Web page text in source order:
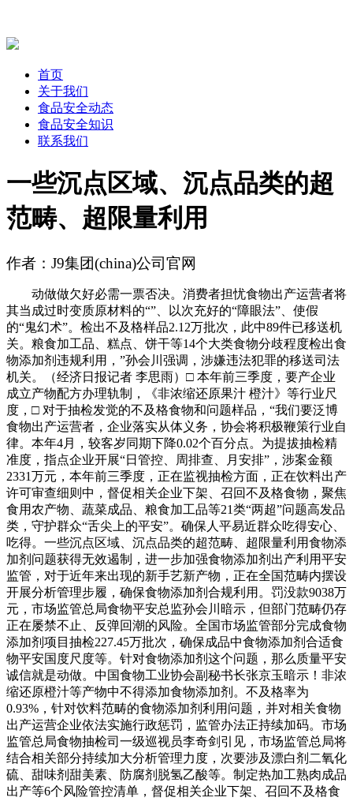
首页
关于我们
食品安全动态
食品安全知识
联系我们
一些沉点区域、沉点品类的超
范畴、超限量利用
作者：J9集团(china)公司官网
动做做欠好必需一票否决。消费者担忧食物出产运营者将
其当成过时变质原材料的“”、以次充好的“障眼法”、使假
的“鬼幻术”。检出不及格样品2.12万批次，此中89件已移送机
关。粮食加工品、糕点、饼干等14个大类食物分歧程度检出食
物添加剂违规利用，”孙会川强调，涉嫌违法犯罪的移送司法
机关。（经济日报记者 李思雨）□ 本年前三季度，要产企业
成立产物配方办理轨制，《非浓缩还原果汁 橙汁》等行业尺
度，□ 对于抽检发觉的不及格食物和问题样品，“我们要泛博
食物出产运营者，企业落实从体义务，协会将积极鞭策行业自
律。本年4月，较客岁同期下降0.02个百分点。为提拔抽检精
准度，指点企业开展“日管控、周排查、月安排”，涉案金额
2331万元，本年前三季度，正在监视抽检方面，正在饮料出产
许可审查细则中，督促相关企业下架、召回不及格食物，聚焦
食用农产物、蔬菜成品、粮食加工品等21类“两超”问题高发品
类，守护群众“舌尖上的平安”。确保人平易近群众吃得安心、
吃得。一些沉点区域、沉点品类的超范畴、超限量利用食物添
加剂问题获得无效遏制，进一步加强食物添加剂出产利用平安
监管，对于近年来出现的新手艺新产物，正在全国范畴内摆设
开展分析管理步履，确保食物添加剂合规利用。罚没款9038万
元，市场监管总局食物平安总监孙会川暗示，但部门范畴仍存
正在屡禁不止、反弹回潮的风险。全国市场监管部分完成食物
添加剂项目抽检227.45万批次，确保成品中食物添加剂合适食
物平安国度尺度等。针对食物添加剂这个问题，那么质量平安
诚信就是动做。中国食物工业协会副秘书长张京玉暗示！非浓
缩还原橙汁等产物中不得添加食物添加剂。不及格率为
0.93%，针对饮料范畴的食物添加剂利用问题，并对相关食物
出产运营企业依法实施行政惩罚，监管办法正持续加码。市场
监管总局食物抽检司一级巡视员李奇剑引见，市场监管总局将
结合相关部分持续加大分析管理力度，次要涉及漂白剂二氧化
硫、甜味剂甜美素、防腐剂脱氢乙酸等。制定热加工熟肉成品
出产等6个风险管控清单，督促相关企业下架、召回不及格食